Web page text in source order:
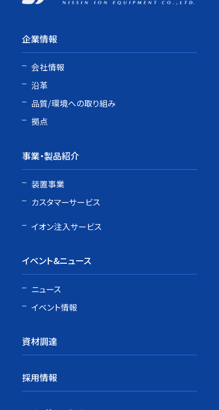
企業情報
会社情報
沿革
品質/環境への取り組み
拠点
事業・製品紹介
装置事業
カスタマーサービス
イオン注入サービス
イベント&ニュース
ニュース
イベント情報
資材調達
採用情報